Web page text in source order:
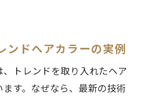
ンドヘアカラーの実例
トレンドを取り入れたヘア
す。なぜなら、最新の技術